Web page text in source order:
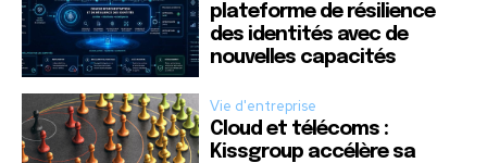
plateforme de résilience
des identités avec de
nouvelles capacités
Vie d'entreprise
Cloud et télécoms :
Kissgroup accélère sa